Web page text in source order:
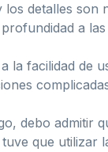
los detalles son
a las
la facilidad de
debo admitir
que utilizar